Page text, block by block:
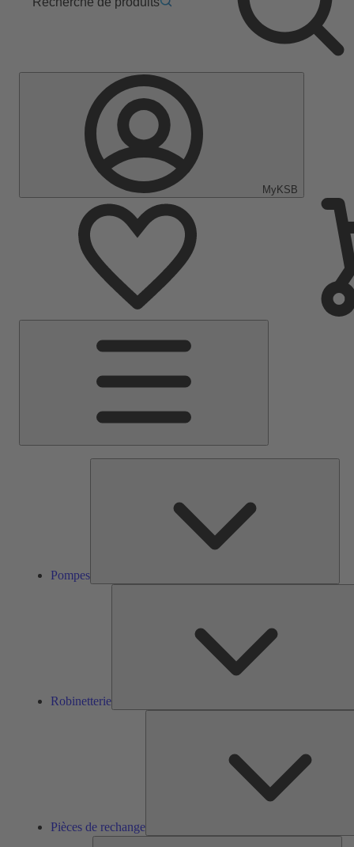
MyKSB
Pompes
Robinetterie
Pièces de rechange